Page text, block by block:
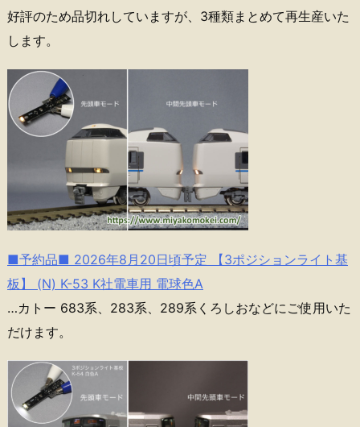
好評のため品切れしていますが、3種類まとめて再生産いた
します。
■予約品■ 2026年8月20日頃予定 【3ポジションライト基
板】 (N) K-53 K社電車用 電球色A
…カトー 683系、283系、289系くろしおなどにご使用いた
だけます。